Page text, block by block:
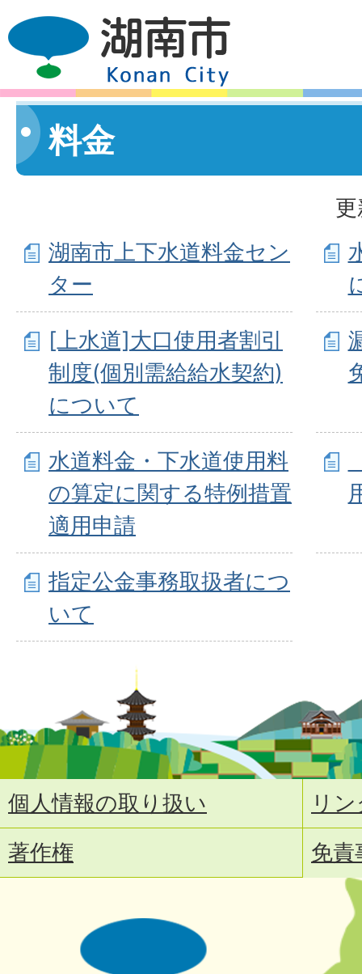
料金
湖南市上下水道料金セン
ター
[上水道]大口使用者割引
制度(個別需給給水契約)
について
水道料金・下水道使用料
の算定に関する特例措置
適用申請
指定公金事務取扱者につ
いて
個人情報の取り扱い
リ
著作権
免責